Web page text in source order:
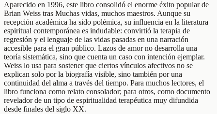
Aparecido en 1996, este libro consolidó el enorme éxito popular de
Brian Weiss tras Muchas vidas, muchos maestros. Aunque su
recepción académica ha sido polémica, su influencia en la literatura
espiritual contemporánea es indudable: convirtió la terapia de
regresión y el lenguaje de las vidas pasadas en una narración
accesible para el gran público. Lazos de amor no desarrolla una
teoría sistemática, sino que cuenta un caso con intención ejemplar.
Weiss lo usa para sostener que ciertos vínculos afectivos no se
explican solo por la biografía visible, sino también por una
continuidad del alma a través del tiempo. Para muchos lectores, el
libro funciona como relato consolador; para otros, como documento
revelador de un tipo de espiritualidad terapéutica muy difundida
desde finales del siglo XX.